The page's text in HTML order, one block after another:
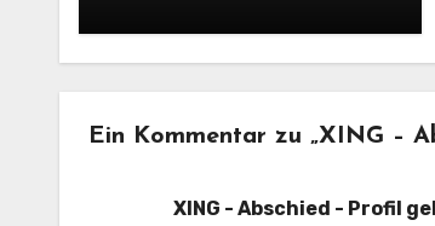
Ein Kommentar zu „XING –
XING - Abschied - Profil